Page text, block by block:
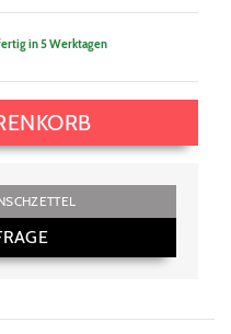
in 5 Werktagen